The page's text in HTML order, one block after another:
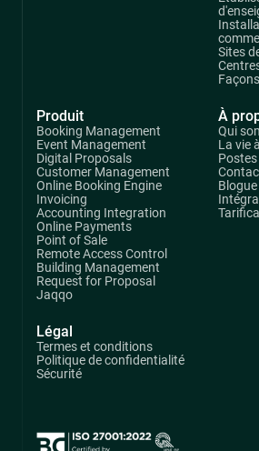
Produit
Booking Management
Event Management
Digital Proposals
Customer Management
Online Booking Engine
Invoicing
Accounting Integration
Online Payments
Point of Sale
Remote Access Control
Building Management
Request for Proposal
Jaqqo
Sites
À
Qui
La vie
Blogue
Légal
Termes et conditions
Politique de confidentialité
Sécurité